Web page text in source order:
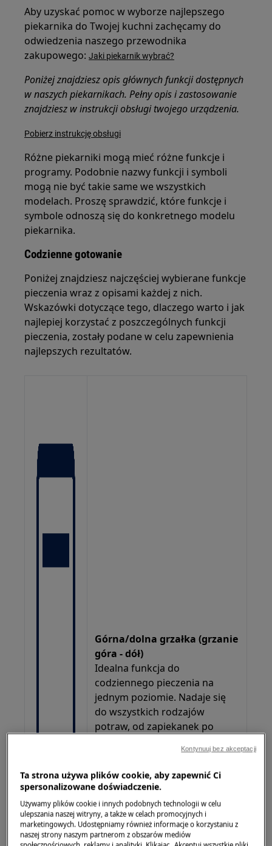
Aby uzyskać pomoc w wyborze najlepszego
piekarnika do Twojej kuchni zachęcamy do
odwiedzenia naszego przewodnika
zakupowego:Jaki piekarnik wybrać?
Poniżej znajdziesz opis głównych funkcji dostępnych
w naszych piekarnikach. Pełny opis i zastosowanie
znajdziesz w instrukcji obsługi twojego urządzenia.
Pobierz instrukcję obsługi
Różne piekarniki mogą mieć różne funkcje i
programy. Podobnie nazwy funkcji i symboli
mogą nie być takie same we wszystkich
modelach. Proszę sprawdzić, które funkcje i
symbole odnoszą się do konkretnego modelu
piekarnika.
Codzienne gotowanie
Poniżej znajdziesz najczęściej wybierane funkcje
pieczenia wraz z opisami każdej z nich.
Wskazówki dotyczące tego, dlaczego warto i jak
najlepiej korzystać z poszczególnych funkcji
pieczenia, zostały podane w celu zapewnienia
najlepszych rezultatów.
Górna/dolna grzałka (grzanie
góra - dół)
Idealna funkcja do
codziennego pieczenia na
jednym poziomie. Nadaje się
do wszystkich rodzajów
potraw, od zapiekanek po
Używaj tylko jednego poziomu,
aby ciepło rozprowadzało się
równomiernie nad i pod
naczyniem. Dodatkowe blachy i
brytfanny blokowałby ciepłe
powietrze.
Ta strona używa plików cookie, aby zapewnić Ci
spersonalizowane doświadczenie.
Używamy plików cookie i innych podobnych technologii w celu
ulepszania naszej witryny, a także w celach promocyjnych i
marketingowych. Udostępniamy również informacje o korzystaniu z
naszej strony naszym partnerom z obszarów mediów
Kontynuuj bez akceptacji